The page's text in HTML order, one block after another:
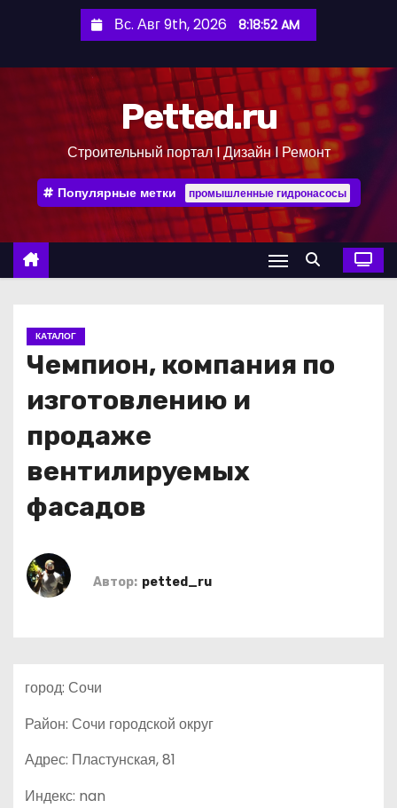
е
Вс. Авг 9th, 2026 8:18:53 AM
Petted.ru
Строительный портал l Дизайн l Ремонт
Популярные метки промышленные гидронасосы
КАТАЛОГ
Чемпион, компания по
изготовлению и
продаже
вентилируемых
фасадов
Автор: petted_ru
город: Сочи
Район: Сочи городской округ
Адрес: Пластунская, 81
Индекс: nan